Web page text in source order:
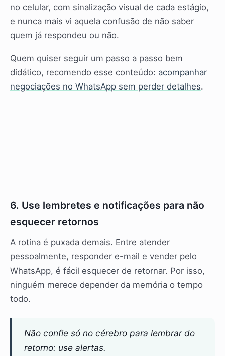
no celular, com sinalização visual de cada estágio,
e nunca mais vi aquela confusão de não saber
quem já respondeu ou não.
Quem quiser seguir um passo a passo bem
didático, recomendo esse conteúdo: acompanhar
negociações no WhatsApp sem perder detalhes.
6. Use lembretes e notificações para não
esquecer retornos
A rotina é puxada demais. Entre atender
pessoalmente, responder e-mail e vender pelo
WhatsApp, é fácil esquecer de retornar. Por isso,
ninguém merece depender da memória o tempo
todo.
Não confie só no cérebro para lembrar do
retorno: use alertas.